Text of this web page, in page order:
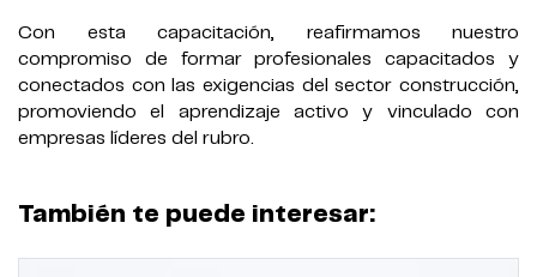
Con esta capacitación, reafirmamos nuestro
compromiso de formar profesionales capacitados y
conectados con las exigencias del sector construcción,
promoviendo el aprendizaje activo y vinculado con
empresas líderes del rubro.
También te puede interesar: